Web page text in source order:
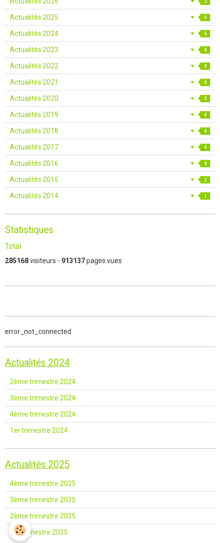
Actualités 2025 4
Actualités 2024 4
Actualités 2023 4
Actualités 2022 4
Actualités 2021 4
Actualités 2020 4
Actualités 2019 4
Actualités 2018 4
Actualités 2017 4
Actualités 2016 4
Actualités 2015 2
Actualités 2014 1
Statistiques
Total
285168visiteurs - 913137pages vues
error_not_connected
Actualités 2024
2ème trimestre 2024
3ème trimestre 2024
4ème trimestre 2024
1er trimestre 2024
Actualités 2025
4ème trimestre 2025
3ème trimestre 2025
2ème trimestre 2025
1er trimestre 2025